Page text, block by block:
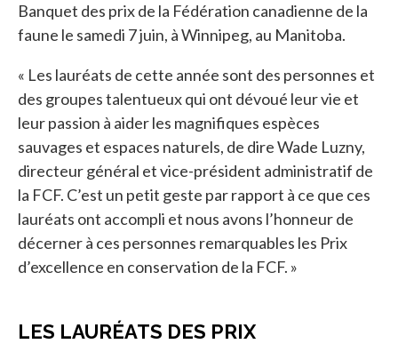
Banquet des prix de la Fédération canadienne de la
faune le samedi 7 juin, à Winnipeg, au Manitoba.
« Les lauréats de cette année sont des personnes et
des groupes talentueux qui ont dévoué leur vie et
leur passion à aider les magnifiques espèces
sauvages et espaces naturels, de dire Wade Luzny,
directeur général et vice-président administratif de
la FCF. C’est un petit geste par rapport à ce que ces
lauréats ont accompli et nous avons l’honneur de
décerner à ces personnes remarquables les Prix
d’excellence en conservation de la FCF. »
LES LAURÉATS DES PRIX